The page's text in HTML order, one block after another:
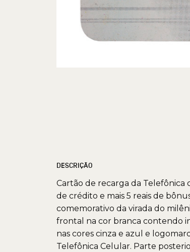
DESCRIÇÃO
Cartão de recarga da Telefônica
de crédito e mais 5 reais de
comemorativo da virada do
frontal na cor branca contendo
nas cores cinza e azul e
Telefônica Celular. Parte